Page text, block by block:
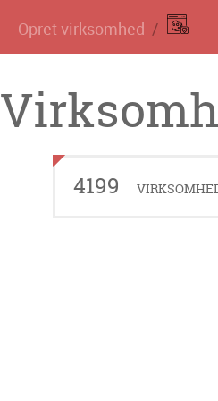
Opret virksomhed
4199